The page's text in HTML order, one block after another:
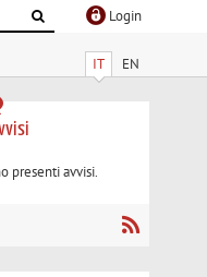
Login
IT EN
presenti avvisi.